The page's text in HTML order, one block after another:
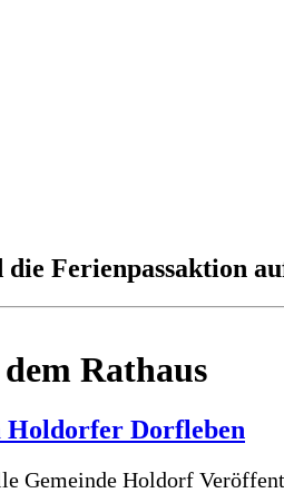
die Ferienpassaktion
Rathaus
Holdorfer Dorfleben
Gemeinde Holdorf